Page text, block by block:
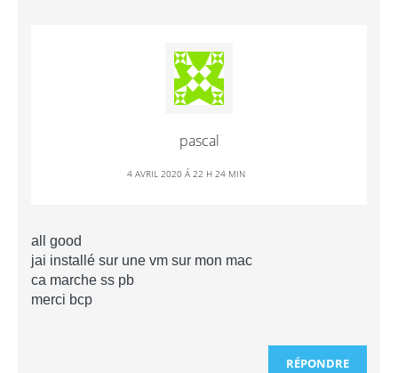
pascal
4 AVRIL 2020 Á 22 H 24 MIN
all good
jai installé sur une vm sur mon mac
ca marche ss pb
merci bcp
RÉPONDRE